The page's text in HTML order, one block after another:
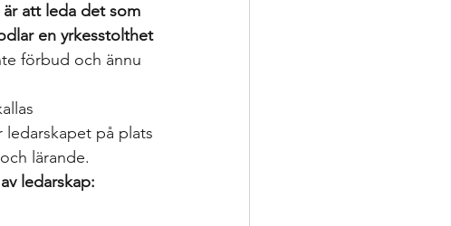
är att leda det som
en yrkesstolthet
förbud och ännu
ledarskapet på plats
lärande.
ledarskap: